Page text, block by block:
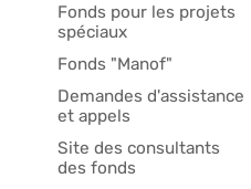
Fonds pour les projets
spéciaux
Fonds "Manof"
Demandes d'assistance
et appels
Site des consultants
des fonds